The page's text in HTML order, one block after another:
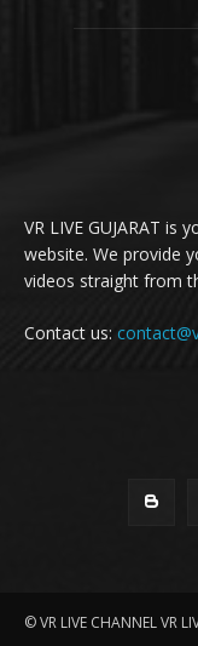
VR LIVE GUJARAT
website. We provide
videos straight from
Contact us:
© VR LIVE CHANNEL VR